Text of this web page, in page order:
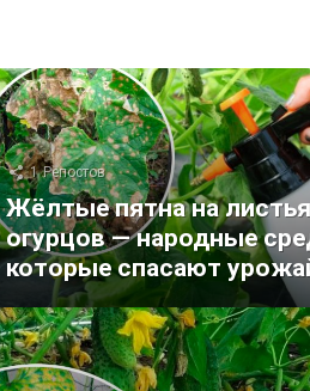
1 Репостов
Жёлтые пятна на
огурцов — народные
которые спасают